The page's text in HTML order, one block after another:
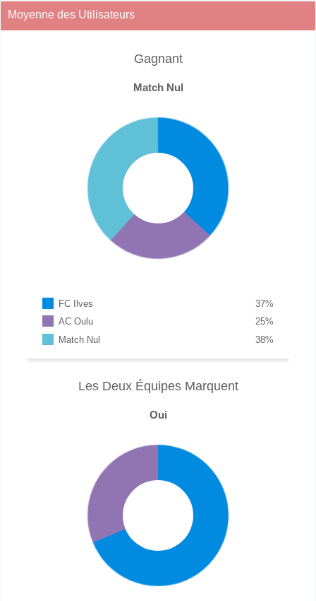
Moyenne des Utilisateurs
Gagnant
Match Nul
FC Ilves %
37
AC Oulu
%
25
Match Nul
%
38
Les Deux Équipes Marquent
Oui